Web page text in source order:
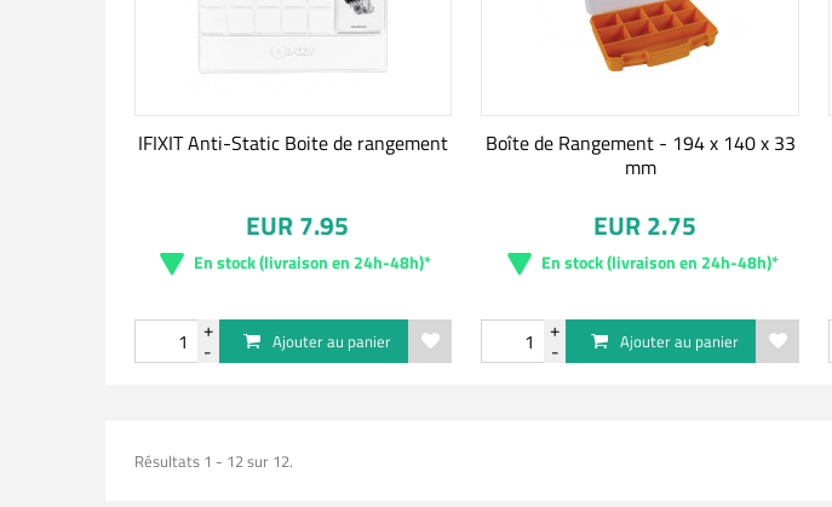
IFIXIT Anti-Static Boite de rangement
EUR 7.95
En stock (livraison en 24h-48h)*
Ajouter au panier
Boîte de Rangement - 194 x 140 x 33
mm
EUR 2.75
En stock (livraison en 24h-48h)*
Ajouter au panier
Résultats 1 - 12 sur 12.